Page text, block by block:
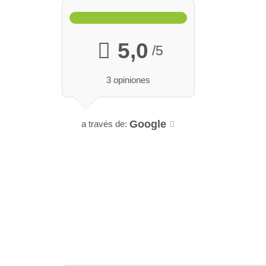
5,0 /5
3 opiniones
a través de: Google